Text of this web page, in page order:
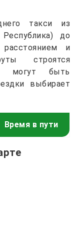
такси из
до
и
строятся
могут быть
выбирает
Время в пути